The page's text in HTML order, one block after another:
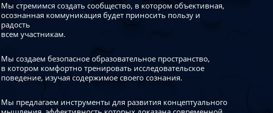
Мы стремимся создать сообщество, в котором объективная,
осознанная коммуникация будет приносить пользу и
радость
всем участникам.
Мы создаем безопасное образовательное пространство,
в котором комфортно тренировать исследовательское
поведение, изучая содержимое своего сознания.
Мы предлагаем инструменты для развития концептуального